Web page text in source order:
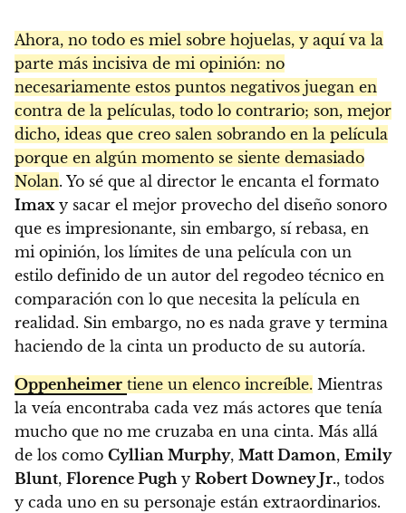
Ahora, no todo es miel sobre hojuelas, y aquí va la
parte más incisiva de mi opinión: no
necesariamente estos puntos negativos juegan en
contra de la películas, todo lo contrario; son, mejor
dicho, ideas que creo salen sobrando en la película
porque en algún momento se siente demasiado
Nolan. Yo sé que al director le encanta el formato
Imaxy sacar el mejor provecho del diseño sonoro
que es impresionante, sin embargo, sí rebasa, en
mi opinión, los límites de una película con un
estilo definido de un autor del regodeo técnico en
comparación con lo que necesita la película en
realidad. Sin embargo, no es nada grave y termina
haciendo de la cinta un producto de su autoría.
Oppenheimer tiene un elenco increíble. Mientras
la veía encontraba cada vez más actores que tenía
mucho que no me cruzaba en una cinta. Más allá
de los como Cyllian Murphy, Matt Damon, Emily
Blunt, Florence Pughy Robert Downey Jr., todos
y cada uno en su personaje están extraordinarios.